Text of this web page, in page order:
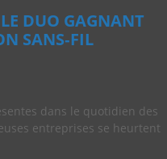
DUO GAGNANT
SANS‑FIL
dans le quotidien des
entreprises se heurtent